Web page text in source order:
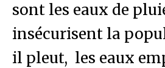
sont les eaux de
insécurisent la
il pleut, les eaux